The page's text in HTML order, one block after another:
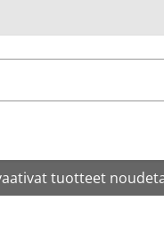
tuotteet